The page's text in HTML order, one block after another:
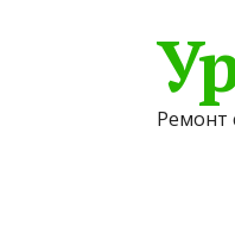
Ремонт